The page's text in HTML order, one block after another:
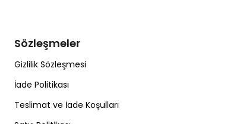
Sözleşmeler
Gizlilik Sözleşmesi
İade Politikası
Teslimat ve İade Koşulları